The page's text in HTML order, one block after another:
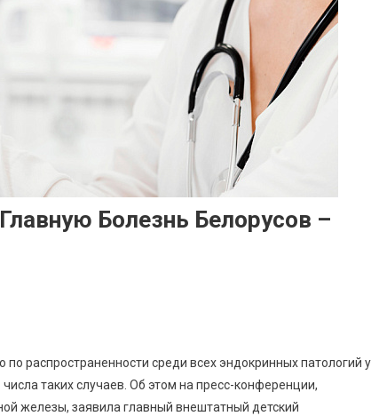
Болезнь Белорусов –
распространенности среди всех эндокринных патологий у
таких случаев. Об этом на пресс-конференции,
железы, заявила главный внештатный детский